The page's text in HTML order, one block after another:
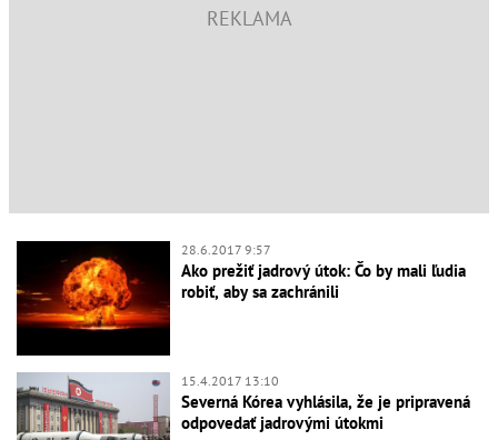
28.6.2017 9:57
Ako prežiť jadrový útok: Čo by mali ľudia
robiť, aby sa zachránili
15.4.2017 13:10
Severná Kórea vyhlásila, že je pripravená
odpovedať jadrovými útokmi